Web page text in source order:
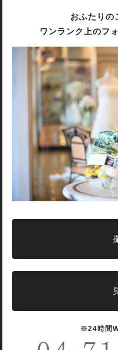
おふたりの
ワンランク上のフ
※24時間